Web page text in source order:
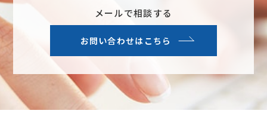
メールで相談する
お問い合わせはこちら